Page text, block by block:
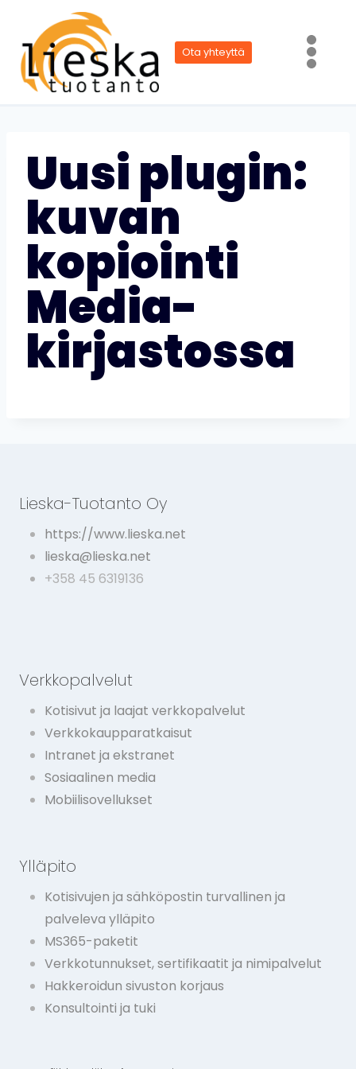
sisältöön
Ota yhteyttä
Uusi plugin:
kuvan
kopiointi
Media-
kirjastossa
Lieska-Tuotanto Oy
https://www.lieska.net
lieska@lieska.net
+358 45 6319136
Verkkopalvelut
Kotisivut ja laajat verkkopalvelut
Verkkokaupparatkaisut
Intranet ja ekstranet
Sosiaalinen media
Mobiilisovellukset
Ylläpito
Kotisivujen ja sähköpostin turvallinen ja
palveleva ylläpito
MS365-paketit
Verkkotunnukset, sertifikaatit ja nimipalvelut
Hakkeroidun sivuston korjaus
Konsultointi ja tuki